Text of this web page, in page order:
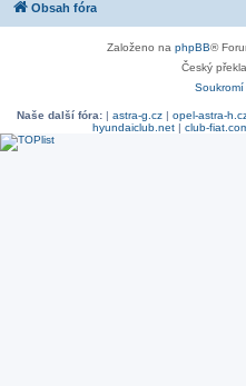
Obsah fóra
Založeno na phpBB®
Český
Soukromí
Naše další fóra: | astra-g.cz | opel-astra-
hyundaiclub.net| club-